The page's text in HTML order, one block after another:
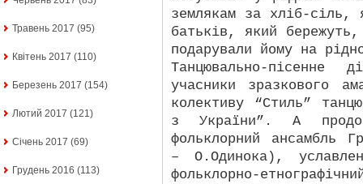
Травень 2017 (95)
Квітень 2017 (110)
Березень 2017 (154)
Лютий 2017 (121)
Січень 2017 (69)
Грудень 2016 (113)
землякам за хліб-сіль,
батьків, який
подарували йому на
Танцювально-пісенне
учасники зразкового
колективу “Стиль”
з України”. А
фольклорний ансамбль
– О.Одинока),
фольклорно-